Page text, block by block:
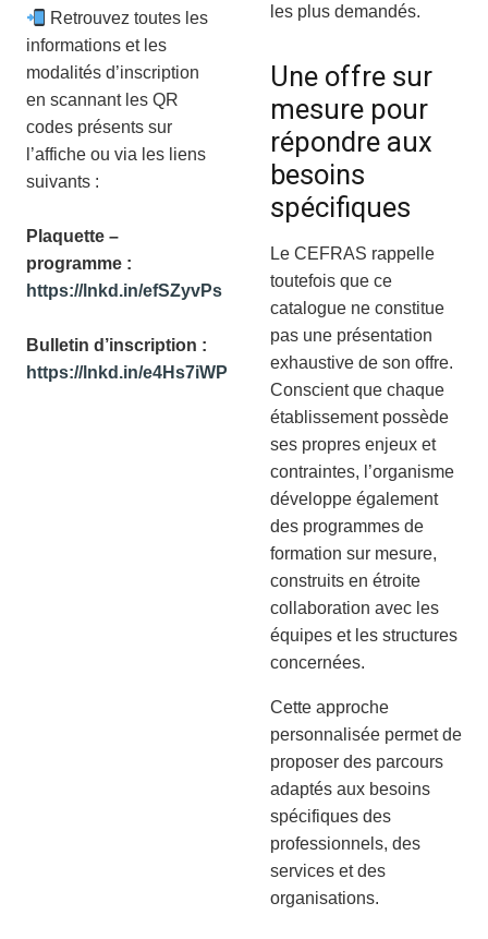
Retrouvez toutes les
informations et les
modalités d’inscription
en scannant les QR
codes présents sur
l’affiche ou via les liens
suivants :
Plaquette –
programme :
https://lnkd.in/efSZyvPs
Bulletin d’inscription :
https://lnkd.in/e4Hs7iWP
les plus demandés.
Une offre sur
mesure pour
répondre aux
besoins
spécifiques
Le CEFRAS rappelle
toutefois que ce
catalogue ne constitue
pas une présentation
exhaustive de son offre.
Conscient que chaque
établissement possède
ses propres enjeux et
contraintes, l’organisme
développe également
des programmes de
formation sur mesure,
construits en étroite
collaboration avec les
équipes et les structures
concernées.
Cette approche
personnalisée permet de
proposer des parcours
adaptés aux besoins
spécifiques des
professionnels, des
services et des
organisations.